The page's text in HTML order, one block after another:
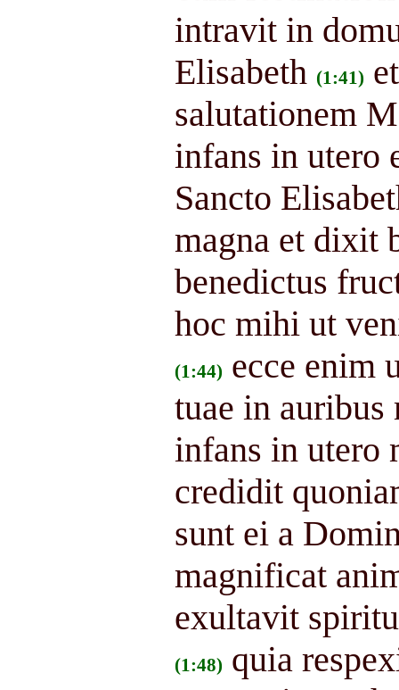
intravit in
Elisabeth (1:41)
salutationem
infans in utero
Sancto
magna et dixit
benedictus
hoc mihi ut
(1:44) ecce enim
tuae in
infans in utero
credidit
sunt ei a
magnificat
exultavit
(1:48) quia